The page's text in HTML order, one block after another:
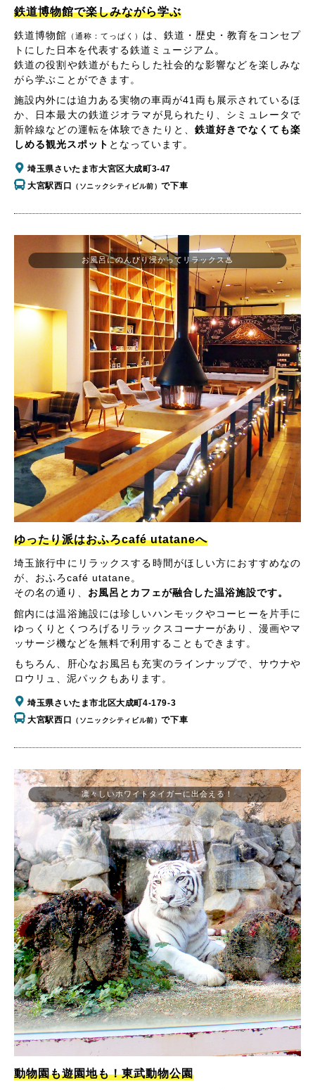
鉄道博物館で楽しみながら学ぶ
鉄道博物館 （通称：てっぱく） は、鉄道・歴史・教育をコンセプ
トにした日本を代表する鉄道ミュージアム。
鉄道の役割や鉄道がもたらした社会的な影響などを楽しみな
がら学ぶことができます。
施設内外には迫力ある実物の車両が41両も展示されているほ
か、日本最大の鉄道ジオラマが見られたり、シミュレータで
新幹線などの運転を体験できたりと、 鉄道好きでなくても楽
しめる観光スポット となっています。
埼玉県さいたま市大宮区大成町3-47
大宮駅西口
（ソニックシティビル前）で下車
ゆったり派はおふろcafé utataneへ
埼玉旅行中にリラックスする時間がほしい方におすすめなの
が、おふろcafé utatane。
その名の通り、 お風呂とカフェが融合した温浴施設です。
館内には温浴施設には珍しいハンモックやコーヒーを片手に
ゆっくりとくつろげるリラックスコーナーがあり、漫画やマ
ッサージ機などを無料で利用することもできます。
もちろん、肝心なお風呂も充実のラインナップで、サウナや
ロウリュ、泥パックもあります。
埼玉県さいたま市北区大成町4-179-3
大宮駅西口
（ソニックシティビル前）で下車
お風呂にのんびり浸かってリラックス♨
凛々しいホワイトタイガーに出会える！
動物園も遊園地も！東武動物公園